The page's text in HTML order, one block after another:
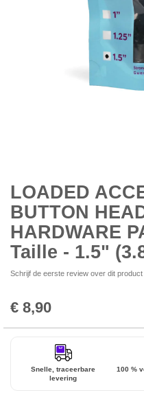
begin
van
de
afbeeldingen-
gallerij
LOADED
BUTTON
HARDWARE
Taille - 1.5"
Schrijf de eerste review over dit product
€ 8,90
Snelle, traceerbare
levering
100 %